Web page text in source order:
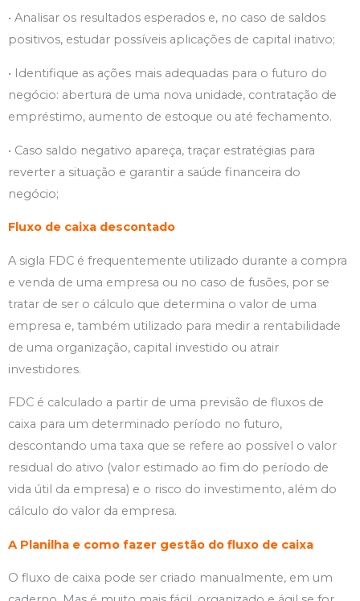
• Analisar os resultados esperados e, no caso de saldos
positivos, estudar possíveis aplicações de capital inativo;
• Identifique as ações mais adequadas para o futuro do
negócio: abertura de uma nova unidade, contratação de
empréstimo, aumento de estoque ou até fechamento.
• Caso saldo negativo apareça, traçar estratégias para
reverter a situação e garantir a saúde financeira do
negócio;
Fluxo de caixa descontado
A sigla FDC é frequentemente utilizado durante a compra
e venda de uma empresa ou no caso de fusões, por se
tratar de ser o cálculo que determina o valor de uma
empresa e, também utilizado para medir a rentabilidade
de uma organização, capital investido ou atrair
investidores.
FDC é calculado a partir de uma previsão de fluxos de
caixa para um determinado período no futuro,
descontando uma taxa que se refere ao possível o valor
residual do ativo (valor estimado ao fim do período de
vida útil da empresa) e o risco do investimento, além do
cálculo do valor da empresa.
A Planilha e como fazer gestão do fluxo de caixa
O fluxo de caixa pode ser criado manualmente, em um